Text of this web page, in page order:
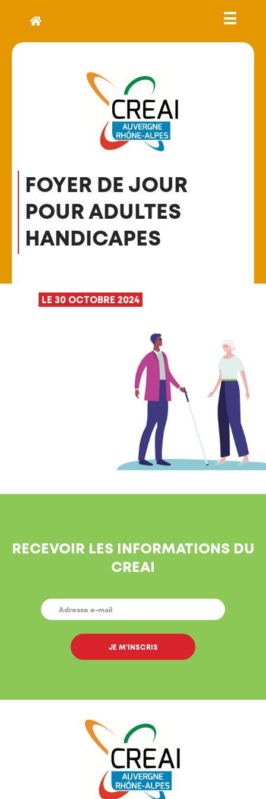
FOYER DE JOUR
POUR ADULTES
HANDICAPES
LE 30 OCTOBRE 2024
RECEVOIR LES INFORMATIONS DU
CREAI
E-
MAIL *